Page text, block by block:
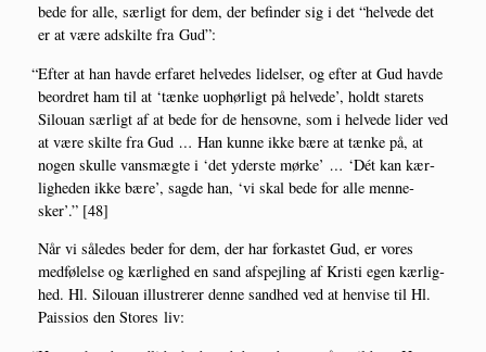
bede for alle, sær­ligt for dem, der befin­der sig i det “hel­ve­de det
er at være adskil­te fra Gud”:
“Efter at han hav­de erfa­ret hel­ve­des lidel­ser, og efter at Gud hav­de
beor­dret ham til at ‘tæn­ke uop­hør­ligt på hel­ve­de’, holdt sta­rets
Silou­an sær­ligt af at bede for de hen­sov­ne, som i hel­ve­de lider ved
at være skil­te fra Gud … Han kun­ne ikke bære at tæn­ke på, at
nogen skul­le vans­mæg­te i ‘det yder­ste mør­ke’ … ‘Dét kan kær­
lig­he­den ikke bære’, sag­de han, ‘vi skal bede for alle men­ne­
sker’.” [48]
Når vi såle­des beder for dem, der har for­ka­stet Gud, er vores
med­fø­lel­se og kær­lig­hed en sand afspej­ling af Kri­sti egen kær­lig­
hed. Hl. Silou­an illu­stre­rer den­ne sand­hed ved at hen­vi­se til Hl.
Pais­sios den Sto­res liv: